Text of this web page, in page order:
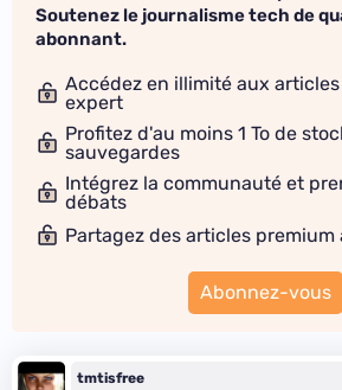
Soutenez le journalisme tech de
abonnant.
Accédez en illimité aux
expert
Profitez d'au moins 1 To de
sauvegardes
Intégrez la communauté et
débats
Partagez des articles
Abonnez-vous
tmtisfree